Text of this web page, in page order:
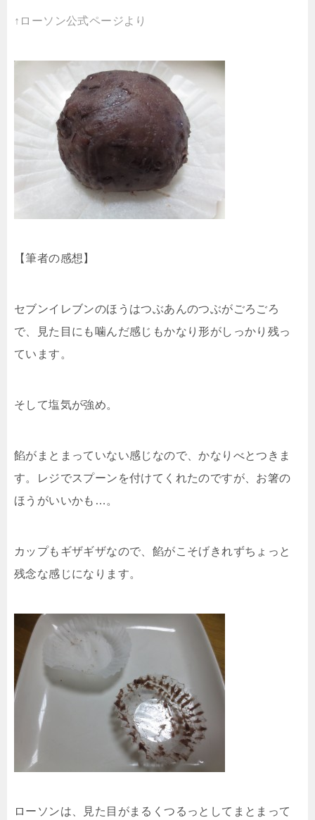
↑ローソン公式ページより
【筆者の感想】
セブンイレブンのほうはつぶあんのつぶがごろごろ
で、見た目にも噛んだ感じもかなり形がしっかり残っ
ています。
そして塩気が強め。
餡がまとまっていない感じなので、かなりべとつきま
す。レジでスプーンを付けてくれたのですが、お箸の
ほうがいいかも…。
カップもギザギザなので、餡がこそげきれずちょっと
残念な感じになります。
ローソンは、見た目がまるくつるっとしてまとまって